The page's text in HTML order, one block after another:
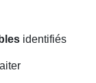
identifiés